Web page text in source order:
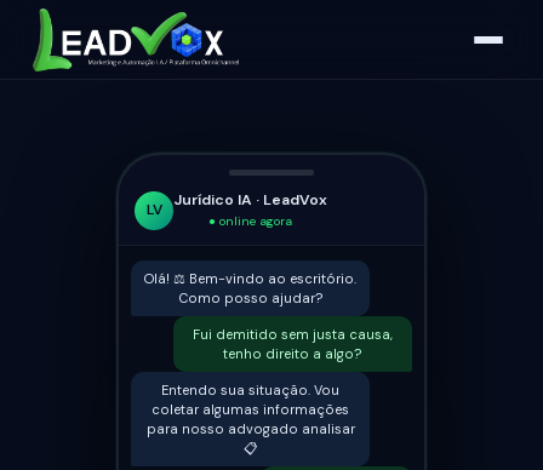
LV Jurídico IA · LeadVox
● online agora
Olá! ⚖️ Bem-vindo ao escritório.
Como posso ajudar?
Fui demitido sem justa causa,
tenho direito a algo?
Entendo sua situação. Vou
coletar algumas informações
para nosso advogado analisar
📋